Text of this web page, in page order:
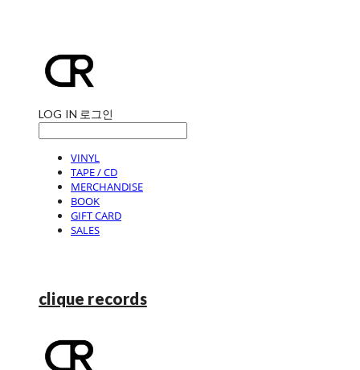
LOG IN 로그인
VINYL
TAPE / CD
MERCHANDISE
BOOK
GIFT CARD
SALES
clique records